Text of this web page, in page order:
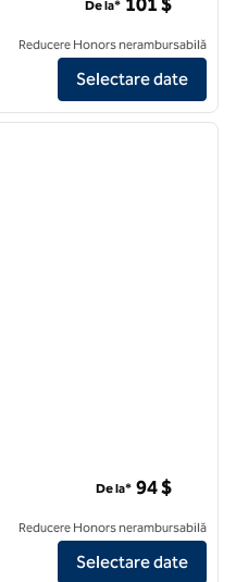
Garden Inn Washington DC/
De la* 101 $
Reducere Honors nerambursabilă
Selectare date
1/12
Inn Annapolis
De la* 94 $
Reducere Honors nerambursabilă
Selectare date